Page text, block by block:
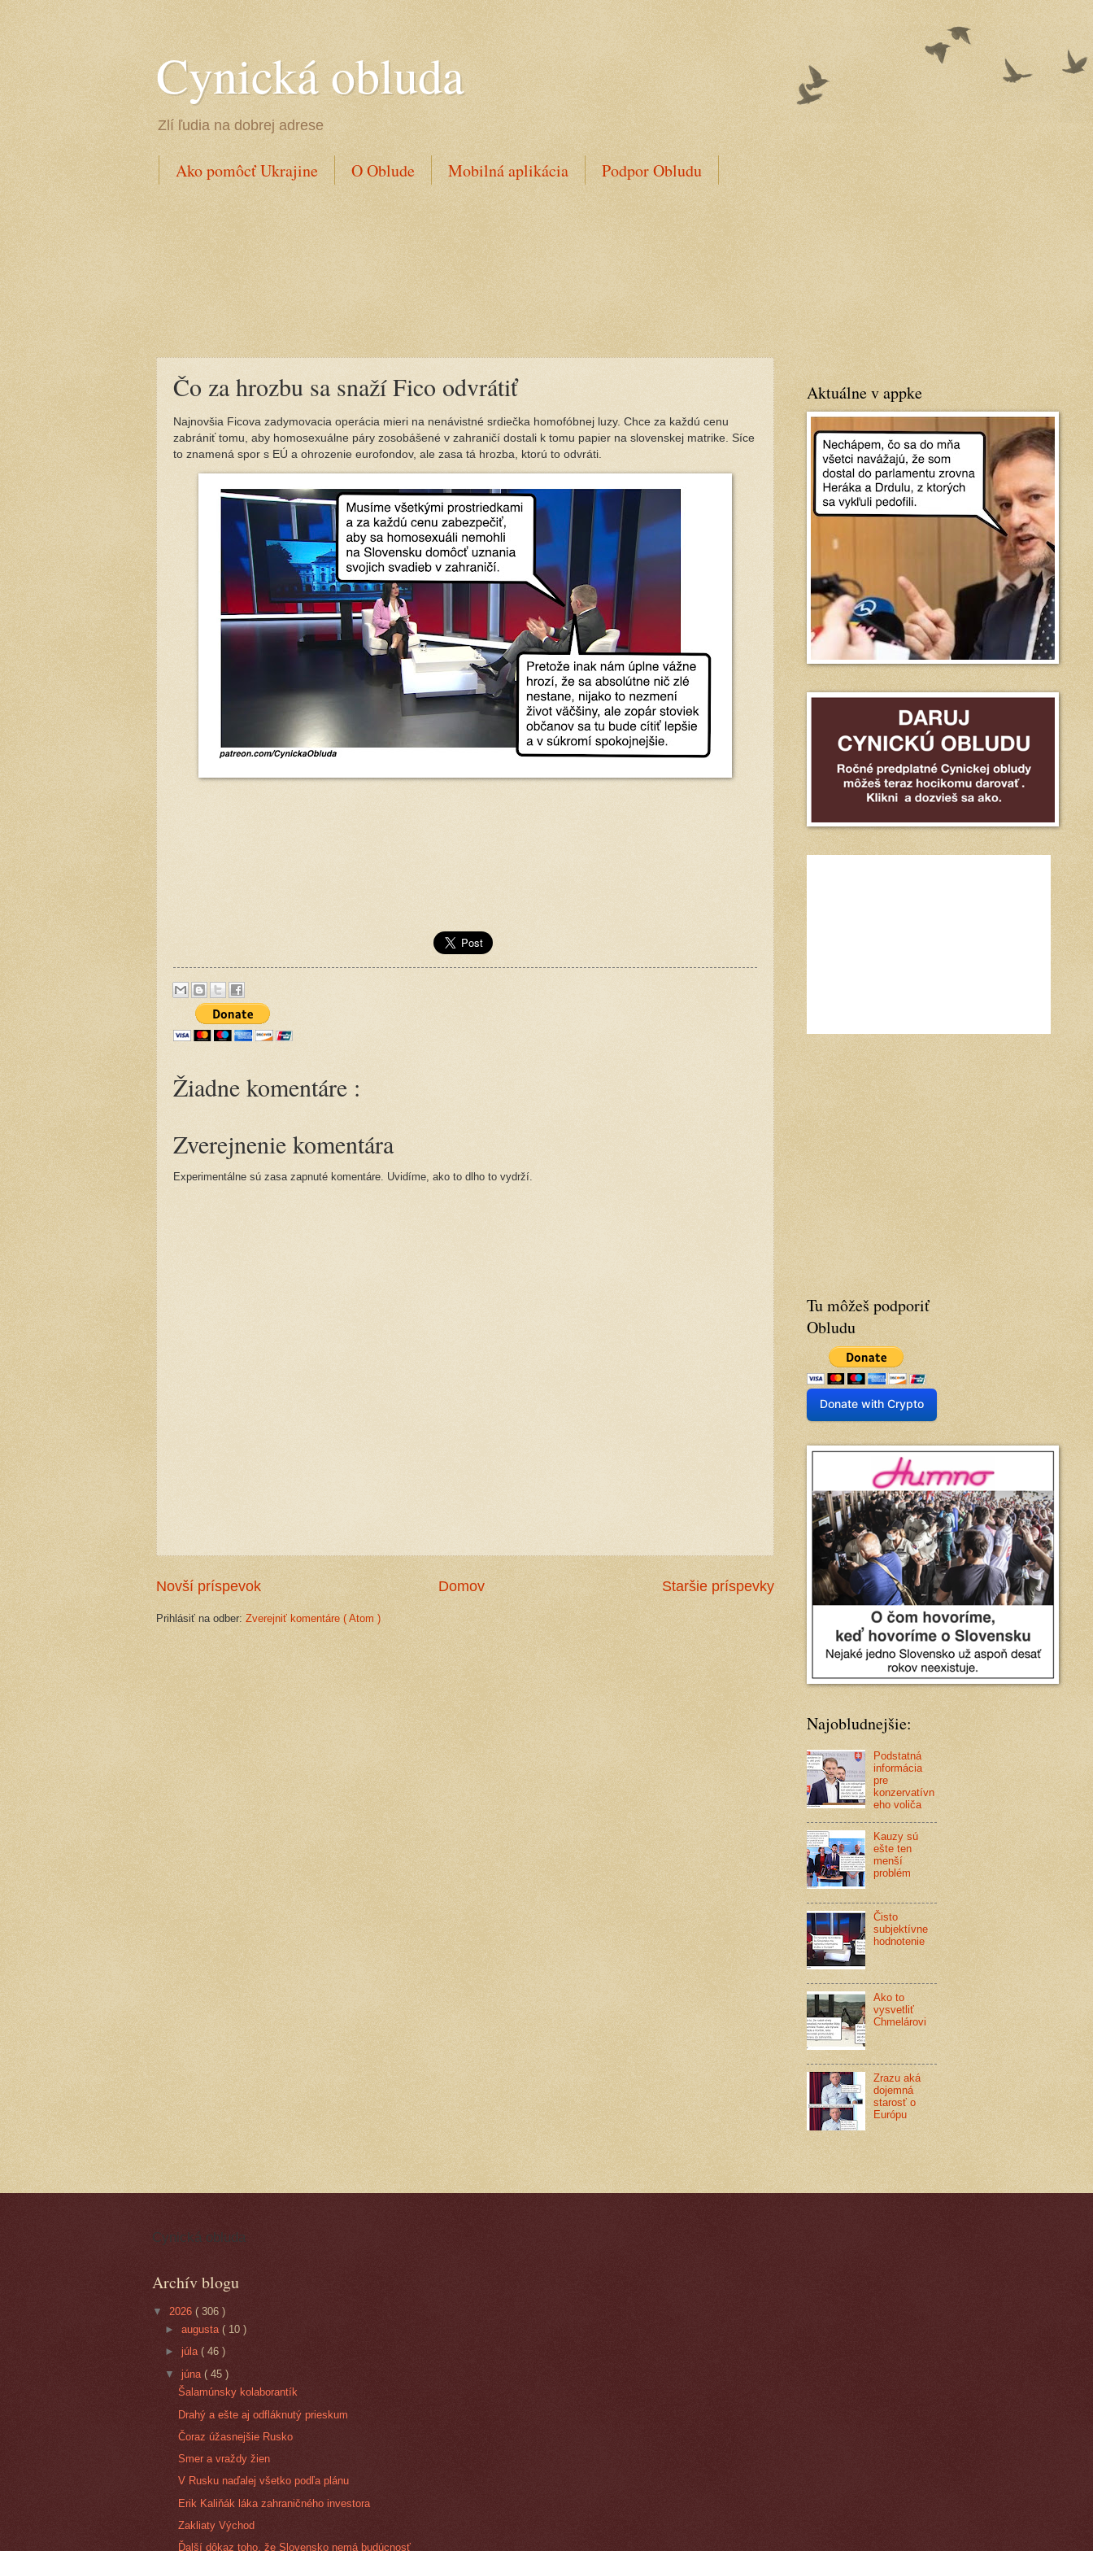
Cynická obluda
Zlí ľudia na dobrej adrese
Ako pomôcť Ukrajine O Oblude Mobilná aplikácia Podpor Obludu
Čo za hrozbu sa snaží Fico odvrátiť
Najnovšia Ficova zadymovacia operácia mieri na nenávistné srdiečka homofóbnej luzy. Chce za každú cenu
zabrániť tomu, aby homosexuálne páry zosobášené v zahraničí dostali k tomu papier na slovenskej matrike. Síce
to znamená spor s EÚ a ohrozenie eurofondov, ale zasa tá hrozba, ktorú to odvráti.
Žiadne komentáre :
Zverejnenie komentára
Experimentálne sú zasa zapnuté komentáre. Uvidíme, ako to dlho to vydrží.
Novší príspevok Staršie príspevky
Domov
Prihlásiť na odber: Zverejniť komentáre ( Atom )
Aktuálne v appke
Tu môžeš podporiť
Obludu
Donate with Crypto
Najobludnejšie:
Podstatná
informácia
pre
konzervatívn
eho voliča
Kauzy sú
ešte ten
menší
problém
Čisto
subjektívne
hodnotenie
Ako to
vysvetliť
Chmelárovi
Zrazu aká
dojemná
starosť o
Európu
Cynická obluda
Archív blogu
▼ 2026 ( 306 )
►augusta( 10 )
►júla( 46 )
▼júna( 45 )
Šalamúnsky kolaborantík
Drahý a ešte aj odfláknutý prieskum
Čoraz úžasnejšie Rusko
Smer a vraždy žien
V Rusku naďalej všetko podľa plánu
Erik Kaliňák láka zahraničného investora
Zakliaty Východ
Ďalší dôkaz toho, že Slovensko nemá budúcnosť